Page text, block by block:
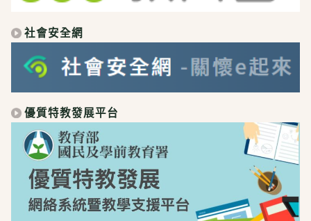
社會安全網
優質特教發展平台